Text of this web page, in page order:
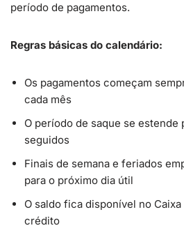
período de pagamentos.
Regras básicas do calendário:
Os pagamentos começam
cada mês
O período de saque se estende
seguidos
Finais de semana e feriados
para o próximo dia útil
O saldo fica disponível no
crédito